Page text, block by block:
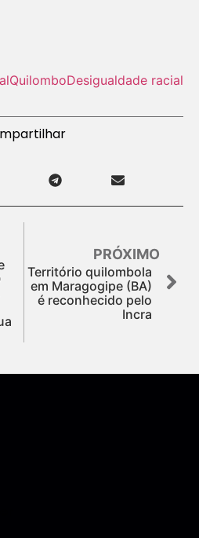
QuilomboDesigualdade racial
PRÓXIMO
Território quilombola
em Maragogipe (BA)
é reconhecido pelo
Incra